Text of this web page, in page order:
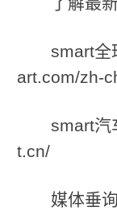
smart全
art.com/zh-
smart汽
t.cn/
媒体垂询